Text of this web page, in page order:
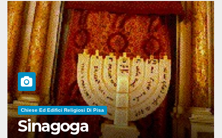
Chiese Ed Edifici Religiosi Di Pisa
Sinagoga